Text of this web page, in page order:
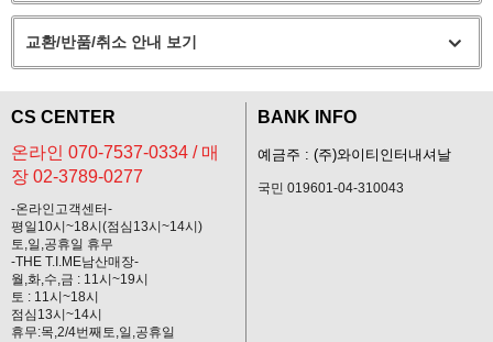
교환/반품/취소 안내 보기
CS CENTER
온라인 070-7537-0334 / 매
장 02-3789-0277
-온라인고객센터-
평일10시~18시(점심13시~14시)
토,일,공휴일 휴무
-THE T.I.ME남산매장-
월,화,수,금 : 11시~19시
토 : 11시~18시
점심13시~14시
휴무:목,2/4번째토,일,공휴일
BANK INFO
예금주 : (주)와이티인터내셔날
국민 019601-04-310043